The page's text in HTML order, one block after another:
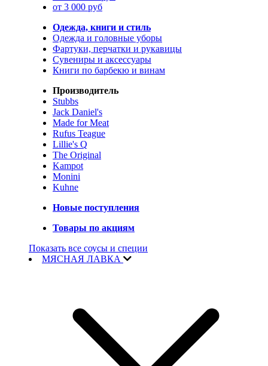
от 3 000 руб
Одежда, книги и стиль
Одежда и головные уборы
Фартуки, перчатки и рукавицы
Сувениры и аксессуары
Книги по барбекю и винам
Производитель
Stubbs
Jack Daniel's
Made for Meat
Rufus Teague
Lillie's Q
The Original
Kampot
Monini
Kuhne
Новые поступления
Товары по акциям
Показать все соусы и специи
МЯСНАЯ ЛАВКА